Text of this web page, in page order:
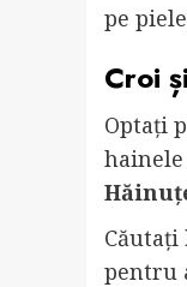
pe
Croi
Optați
Căutați
pentru